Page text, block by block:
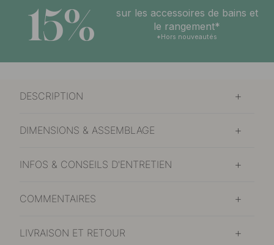
15%
sur les accessoires de bains et
le rangement*
*Hors nouveautés
DESCRIPTION
DIMENSIONS & ASSEMBLAGE
INFOS & CONSEILS D'ENTRETIEN
COMMENTAIRES
LIVRAISON ET RETOUR